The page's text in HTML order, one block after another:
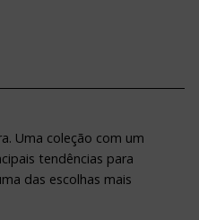
Uma coleção com um
tendências para
das escolhas mais